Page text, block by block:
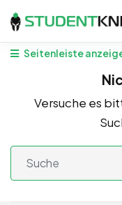
Seitenleiste
Versuche es